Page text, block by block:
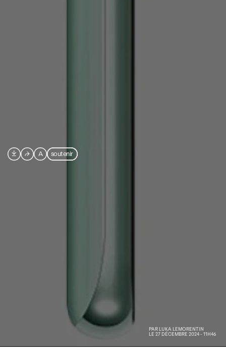
PAR LUKA LEMORENTIN
LE 27 DÉCEMBRE 2024 - 11H46
 ⮫ A soutenir